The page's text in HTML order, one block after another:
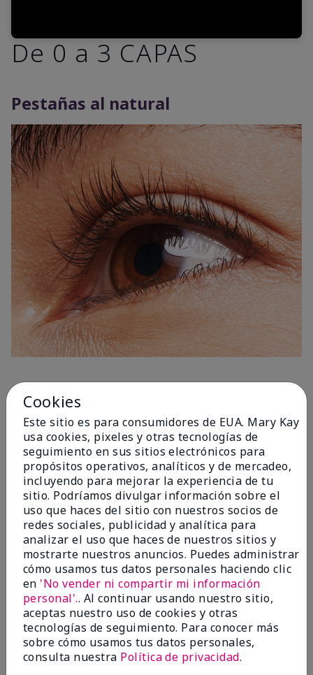
De 0 a 3 CAPAS
Pestañas al natural
1 Capa
Cookies
Este sitio es para consumidores de EUA. Mary Kay
usa cookies, pixeles y otras tecnologías de
seguimiento en sus sitios electrónicos para
propósitos operativos, analíticos y de mercadeo,
incluyendo para mejorar la experiencia de tu
sitio. Podríamos divulgar información sobre el
uso que haces del sitio con nuestros socios de
redes sociales, publicidad y analítica para
analizar el uso que haces de nuestros sitios y
mostrarte nuestros anuncios. Puedes administrar
cómo usamos tus datos personales haciendo clic
en 'No vender ni compartir mi información
personal'.. Al continuar usando nuestro sitio,
aceptas nuestro uso de cookies y otras
tecnologías de seguimiento. Para conocer más
sobre cómo usamos tus datos personales,
consulta nuestra Política de privacidad.